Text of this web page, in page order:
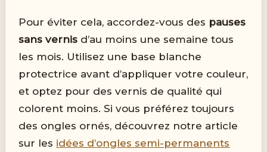
Pour éviter cela, accordez-vous des pauses
sans vernis d’au moins une semaine tous
les mois. Utilisez une base blanche
protectrice avant d’appliquer votre couleur,
et optez pour des vernis de qualité qui
colorent moins. Si vous préférez toujours
des ongles ornés, découvrez notre article
sur les idées d’ongles semi-permanents